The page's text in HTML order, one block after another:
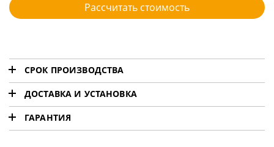
Рассчитать стоимость
СРОК ПРОИЗВОДСТВА
Изготовление изделий по индивидуальному размеру
на заказ
ДОСТАВКА И УСТАНОВКА
▎Доставка и установка по Москве и Московской
ГАРАНТИЯ